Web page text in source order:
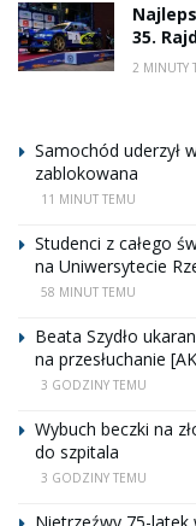
35.
2 MINUTY
Samochód uderzył
zablokowana
11 MINUT TEMU
Studenci z całego
na Uniwersytecie
58 MINUT TEMU
Beata Szydło
na przesłuchanie
3 GODZINY TEMU
Wybuch beczki na
do szpitala
3 GODZINY TEMU